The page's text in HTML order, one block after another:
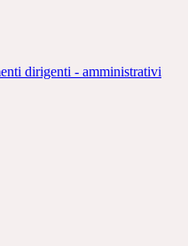
dirigenti - amministrativi